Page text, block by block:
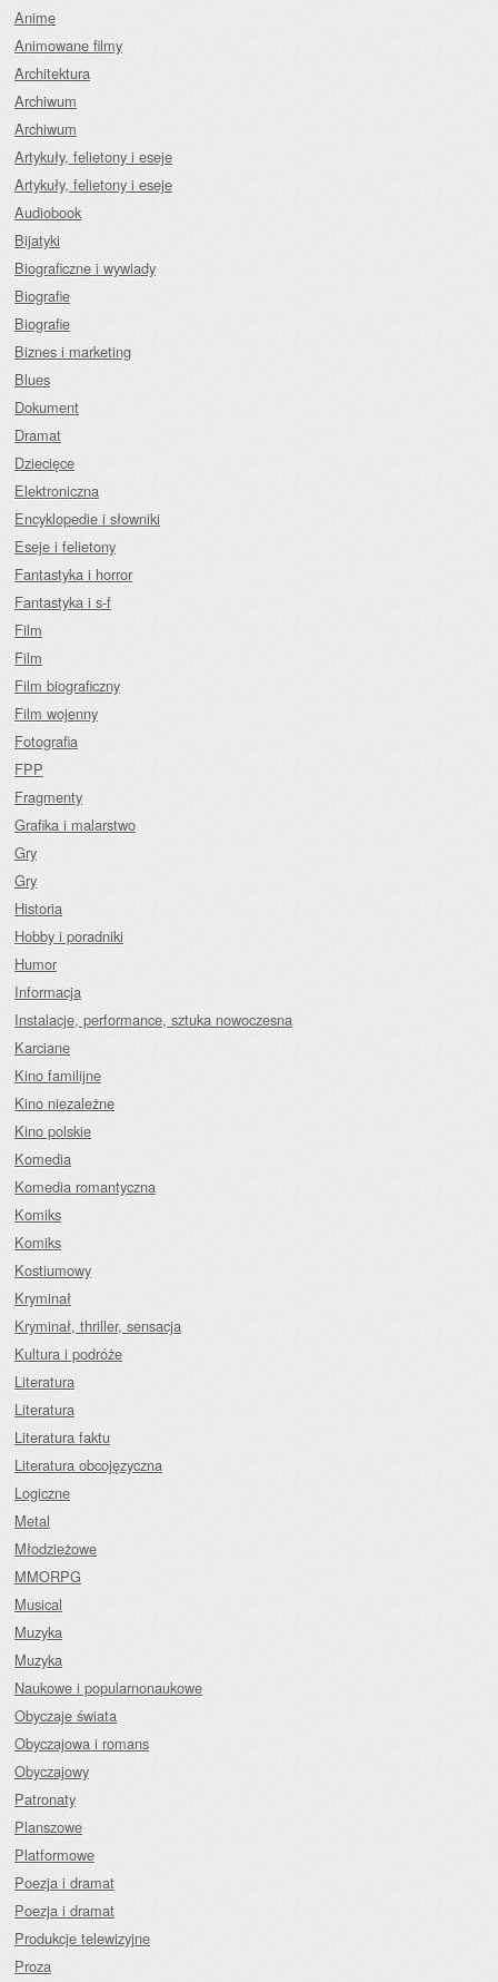
Anime
Animowane filmy
Architektura
Archiwum
Archiwum
Artykuły, felietony i eseje
Artykuły, felietony i eseje
Audiobook
Bijatyki
Biograficzne i wywiady
Biografie
Biografie
Biznes i marketing
Blues
Dokument
Dramat
Dziecięce
Elektroniczna
Encyklopedie i słowniki
Eseje i felietony
Fantastyka i horror
Fantastyka i s-f
Film
Film
Film biograficzny
Film wojenny
Fotografia
FPP
Fragmenty
Grafika i malarstwo
Gry
Gry
Historia
Hobby i poradniki
Humor
Informacja
Instalacje, performance, sztuka nowoczesna
Karciane
Kino familijne
Kino niezależne
Kino polskie
Komedia
Komedia romantyczna
Komiks
Komiks
Kostiumowy
Kryminał
Kryminał, thriller, sensacja
Kultura i podróże
Literatura
Literatura
Literatura faktu
Literatura obcojęzyczna
Logiczne
Metal
Młodzieżowe
MMORPG
Musical
Muzyka
Muzyka
Naukowe i popularnonaukowe
Obyczaje świata
Obyczajowa i romans
Obyczajowy
Patronaty
Planszowe
Platformowe
Poezja i dramat
Poezja i dramat
Produkcje telewizyjne
Proza